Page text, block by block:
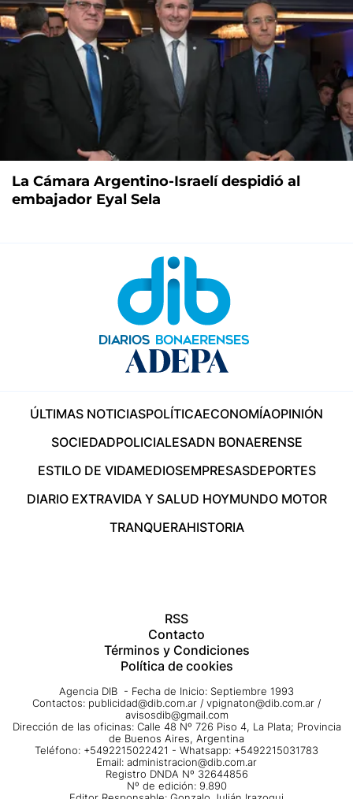
La Cámara Argentino-Israelí despidió al
embajador Eyal Sela
ÚLTIMAS NOTICIASPOLÍTICAECONOMÍAOPINIÓN
SOCIEDADPOLICIALESADN BONAERENSE
ESTILO DE VIDAMEDIOSEMPRESASDEPORTES
DIARIO EXTRAVIDA Y SALUD HOYMUNDO MOTOR
TRANQUERAHISTORIA
RSS
Contacto
Términos y Condiciones
Política de cookies
Agencia DIB - Fecha de Inicio: Septiembre 1993
Contactos: publicidad@dib.com.ar / vpignaton@dib.com.ar /
avisosdib@gmail.com
Dirección de las oficinas: Calle 48 Nº 726 Piso 4, La Plata; Provincia
de Buenos Aires, Argentina
Teléfono: +5492215022421 - Whatsapp: +5492215031783
Email: administracion@dib.com.ar
Registro DNDA Nº 32644856
Nº de edición: 9.890